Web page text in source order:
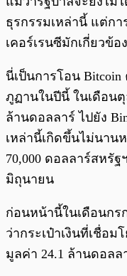
ธุรกรรมเหล่านี้ แต่ก
เคอร์เรนซีมักเกี่ยวข้
นี่เป็นการโอน
ภูฏานในปีนี้ ในเดือนตุ
ล้านดอลลาร์ ไปยัง
เหล่านี้เกิดขึ้นไม่นาน
70,000 ดอลลาร์สหรั
มิถุนายน
ก่อนหน้านี้ในเดือนกร
ว่ากระเป๋าเงินที่เชื่อม
มูลค่า 24.1 ล้านดอล